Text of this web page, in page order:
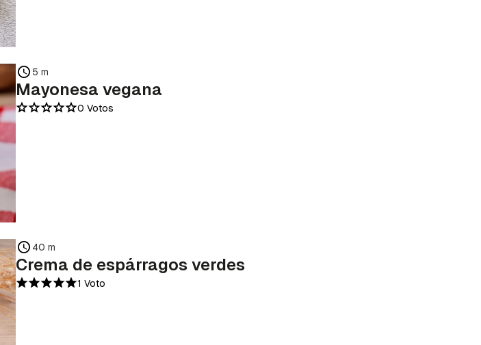
5 m
Mayonesa vegana
0 Votos
40 m
Crema de espárragos verdes
1 Voto